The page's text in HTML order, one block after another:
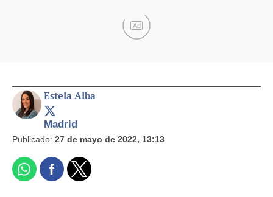
Ad
Estela Alba
Madrid
Publicado: 27 de mayo de 2022, 13:13